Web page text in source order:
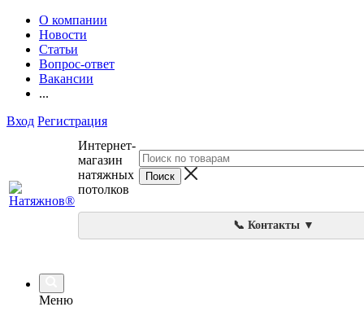
О компании
Новости
Статьи
Вопрос-ответ
Вакансии
...
Вход Регистрация
Интернет-
магазин
натяжных
потолков
📞 Контакты ▼
Меню